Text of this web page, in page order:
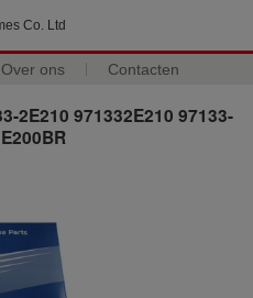
Co. Ltd
Over ons Contacten
2E210 971332E210 97133-